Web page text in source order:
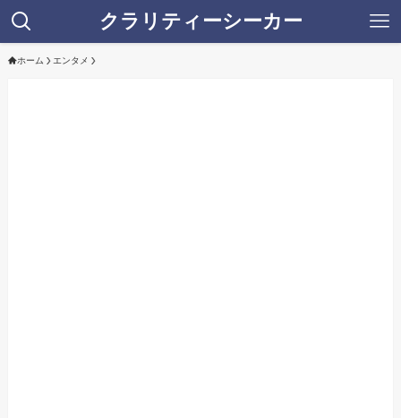
クラリティーシーカー
ホーム エンタメ